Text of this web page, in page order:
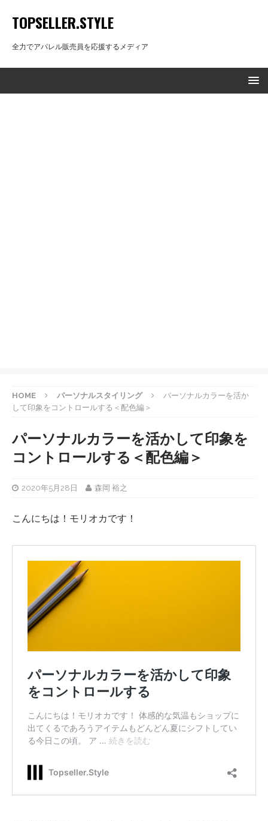
TOPSELLER.STYLE
全力でアパレル販売員を応援するメディア
HOME パーソナルスタイリング
パーソナルカラーを活か
して印象をコントロールする＜配色編＞
パーソナルカラーを活かして印象を
コントロールする＜配色編＞
2020年5月28日 森岡 裕之
こんにちは！モリオカです！